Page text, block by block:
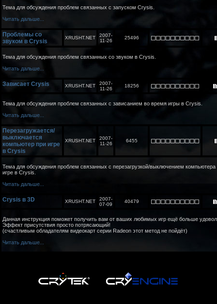
Тема для обсуждения проблем связанных с запуском Crysis.
Читать дальше...
Проблемы со
звуком в Crysis
XRUSHT.NET
2007-
11-26
25496
Тема для обсуждения проблем связанных со звуком в Crysis.
Читать дальше...
Зависает Crysis XRUSHT.NET
2007-
11-26
18256
Тема для обсуждения проблем связанных с зависанием во время игры в Crysis.
Читать дальше...
Перезагружается/
выключается
компьютер при игре
в Crysis
XRUSHT.NET
2007-
11-26
6455
Тема для обсуждения проблем связанных с перезагрузкой/выключением компьютера
игре в Crysis.
Читать дальше...
Crysis в 3D XRUSHT.NET
2007-
07-09
40479
Данная инструкция поможет получить вам от ваших любимых игр ещё больше
Эффект присутствия просто потрясающий!
(счастливым обладателям видеокарт серии Radeon этот метод не пойдёт)
Читать дальше...